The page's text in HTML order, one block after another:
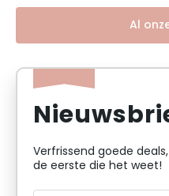
Al
Verfrissend goede
de eerste die het weet!